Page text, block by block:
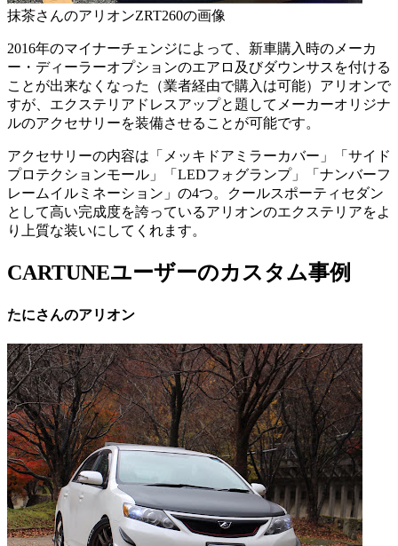
抹茶さんのアリオンZRT260の画像
2016年のマイナーチェンジによって、新車購入時のメーカ
ー・ディーラーオプションのエアロ及びダウンサスを付ける
ことが出来なくなった（業者経由で購入は可能）アリオンで
すが、エクステリアドレスアップと題してメーカーオリジナ
ルのアクセサリーを装備させることが可能です。
アクセサリーの内容は「メッキドアミラーカバー」「サイド
プロテクションモール」「LEDフォグランプ」「ナンバーフ
レームイルミネーション」の4つ。クールスポーティセダン
として高い完成度を誇っているアリオンのエクステリアをよ
り上質な装いにしてくれます。
CARTUNEユーザーのカスタム事例
たにさんのアリオン